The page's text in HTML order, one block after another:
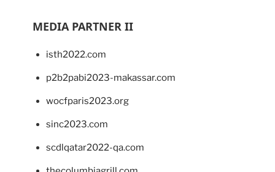
MEDIA PARTNER II
isth2022.com
p2b2pabi2023-makassar.com
wocfparis2023.org
sinc2023.com
scdlqatar2022-qa.com